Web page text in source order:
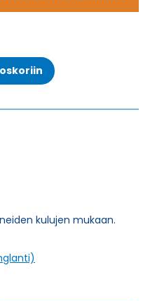
kulujen mukaan.